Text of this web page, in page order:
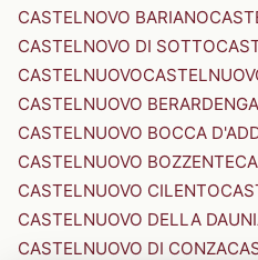
CASTELNOVO BARIANO
CASTELNOVO DI SOTTO
CASTELNUOVO
CASTELNUOVO BERARDENGA
CASTELNUOVO BOCCA
CASTELNUOVO BOZZENTE
CASTELNUOVO CILENTO
CASTELNUOVO DELLA
CASTELNUOVO DI CONZA